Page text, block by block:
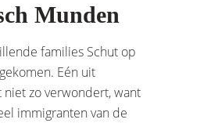
Munden
families Schut op
Eén uit
niet zo verwondert, want
immigranten van de